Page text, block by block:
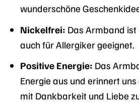
wunderschöne
Nickelfrei: Das Armband
auch für Allergiker geeignet.
Positive Energie: Das
Energie aus und erinnert
mit Dankbarkeit und Liebe